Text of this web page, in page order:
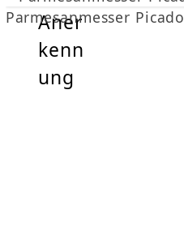
Parmesanmesser Picado